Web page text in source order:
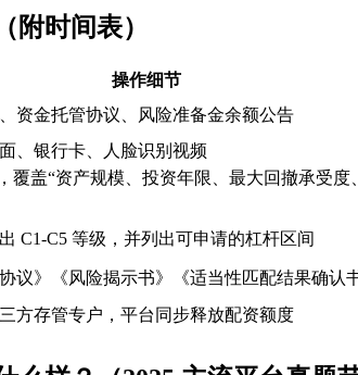
附时间表）
操作细节
资金托管协议、风险准备金余额公告
、银行卡、人脸识别视频
覆盖“资产规模、投资年限、最大回撤承受度
C1-C5 等级，并列出可申请的杠杆区间
议》《风险揭示书》《适当性匹配结果确认书
方存管专户，平台同步释放配资额度